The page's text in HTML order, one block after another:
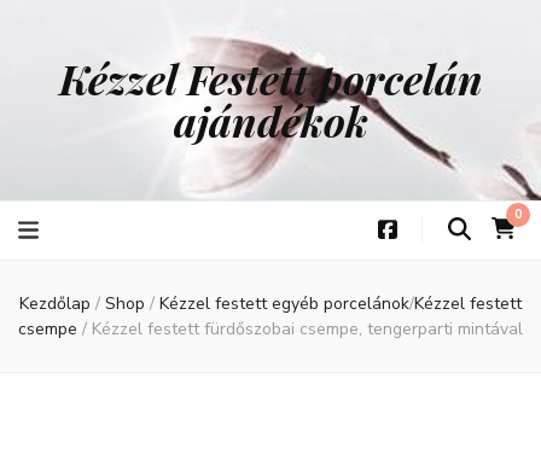
Kézzel Festett porcelán
ajándékok
0
Kezdőlap / Shop / Kézzel festett egyéb porcelánok/Kézzel festett
csempe / Kézzel festett fürdőszobai csempe, tengerparti mintával